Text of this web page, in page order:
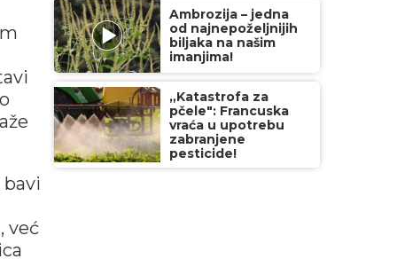
već
Ambrozija – jedna
od najnepoželjnijih
biljaka na našim
imanjima!
„Katastrofa za
pčele": Francuska
vraća u upotrebu
zabranjene
pesticide!